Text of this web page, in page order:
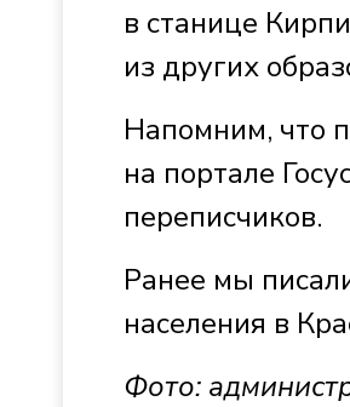
в станице
из других
Напомним, что
на портале
переписчиков.
Ранее мы
населения в
Фото: